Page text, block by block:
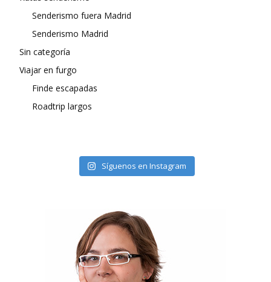
Senderismo fuera Madrid
Senderismo Madrid
Sin categoría
Viajar en furgo
Finde escapadas
Roadtrip largos
Síguenos en Instagram